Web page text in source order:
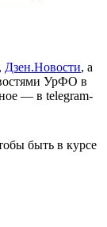
, Дзен.Новости, а
УрФО в
— в telegram-
быть в курсе